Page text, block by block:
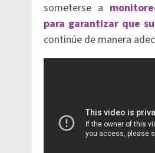
someterse a
para garantizar que
continúe de manera